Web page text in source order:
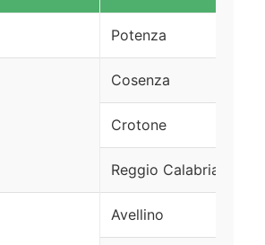
Potenza
Cosenza
Crotone
Reggio Calabria
Avellino